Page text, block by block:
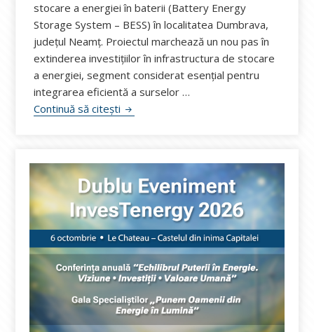
stocare a energiei în baterii (Battery Energy
Storage System – BESS) în localitatea Dumbrava,
județul Neamț. Proiectul marchează un nou pas în
extinderea investițiilor în infrastructura de stocare
a energiei, segment considerat esențial pentru
integrarea eficientă a surselor …
Continuă să citești Parapet și MetaWealth semnează, la